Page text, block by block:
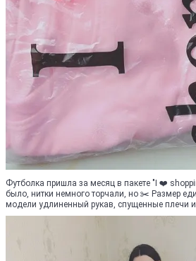
Футболка пришла за месяц в пакете "I ❤️
было, нитки немного торчали, но ✂️ Размер
модели удлиненный рукав, спущенные плечи